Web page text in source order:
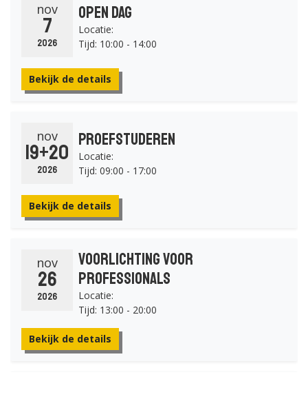
nov
7
2026
Open Dag
Locatie:
Tijd: 10:00 - 14:00
Bekijk de details
nov
19+20
2026
Proefstuderen
Locatie:
Tijd: 09:00 - 17:00
Bekijk de details
nov
26
2026
Voorlichting voor
professionals
Locatie:
Tijd: 13:00 - 20:00
Bekijk de details